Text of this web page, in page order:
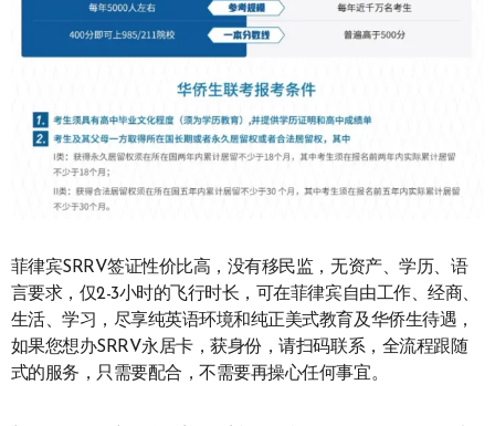
菲律宾SRRV签证性价比高，没有移民监，无资产、学历、语
言要求，仅2-3小时的飞行时长，可在菲律宾自由工作、经商、
生活、学习，尽享纯英语环境和纯正美式教育及华侨生待遇，
如果您想办SRRV永居卡，获身份，请扫码联系，全流程跟随
式的服务，只需要配合，不需要再操心任何事宜。